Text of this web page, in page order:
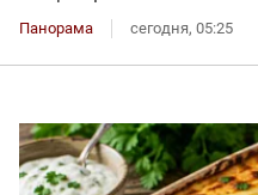
Панорама сегодня, 05:25